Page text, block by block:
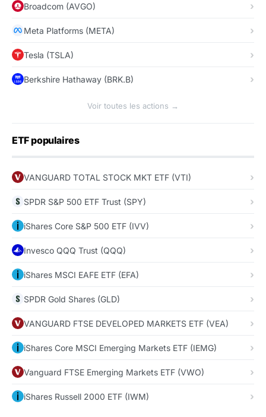
Broadcom (AVGO)
Meta Platforms (META)
Tesla (TSLA)
Berkshire Hathaway (BRK.B)
Voir toutes les actions →
ETF populaires
VANGUARD TOTAL STOCK MKT ETF (VTI)
SPDR S&P 500 ETF Trust (SPY)
iShares Core S&P 500 ETF (IVV)
Invesco QQQ Trust (QQQ)
iShares MSCI EAFE ETF (EFA)
SPDR Gold Shares (GLD)
VANGUARD FTSE DEVELOPED MARKETS ETF (VEA)
iShares Core MSCI Emerging Markets ETF (IEMG)
Vanguard FTSE Emerging Markets ETF (VWO)
iShares Russell 2000 ETF (IWM)